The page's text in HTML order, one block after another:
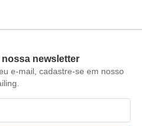
nossa newsletter
e-mail, cadastre-se em nosso